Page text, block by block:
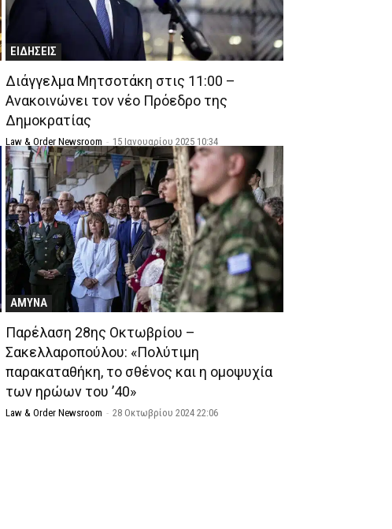
ΕΙΔΗΣΕΙΣ
Διάγγελμα Μητσοτάκη στις 11:00 –
Ανακοινώνει τον νέο Πρόεδρο της
Δημοκρατίας
Law & Order Newsroom - 15 Ιανουαρίου 2025 10:34
ΑΜΥΝΑ
Παρέλαση 28ης Οκτωβρίου –
Σακελλαροπούλου: «Πολύτιμη
παρακαταθήκη, το σθένος και η ομοψυχία
των ηρώων του ’40»
Law & Order Newsroom - 28 Οκτωβρίου 2024 22:06